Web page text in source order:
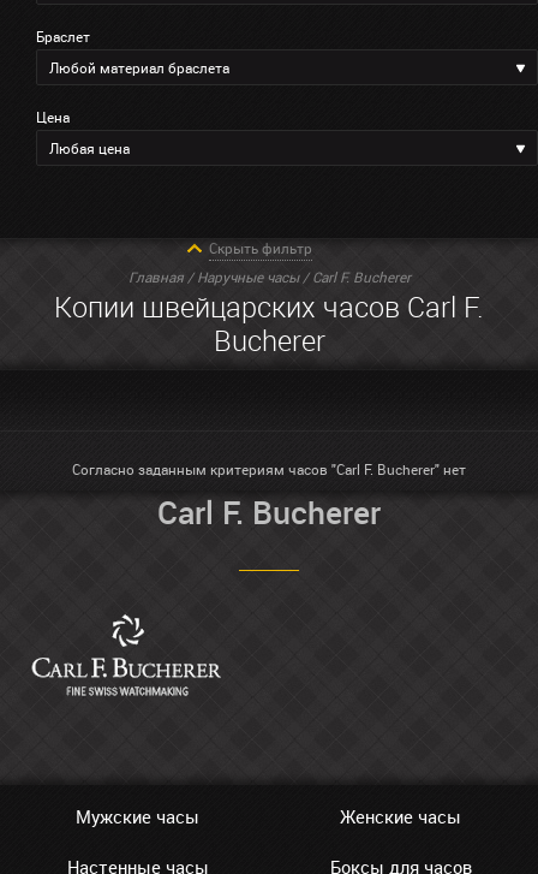
Браслет
Любой материал браслета
Цена
Любая цена
Главная/Наручные часы/ Carl F. Bucherer
Копии швейцарских часов Carl F.
Bucherer
Скрыть фильтр
Согласно заданным критериям часов "Carl F. Bucherer" нет
Carl F. Bucherer
Мужские часы Женские часы
Настенные часы Боксы для часов